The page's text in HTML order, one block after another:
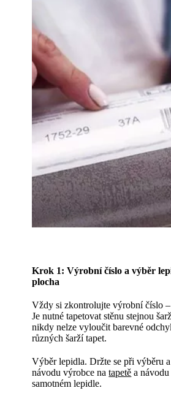
Krok 1: Výrobní číslo a výběr
plocha
Vždy si zkontrolujte výrobní číslo
Je nutné tapetovat stěnu stejnou
nikdy nelze vyloučit barevné
různých šarží tapet.
Výběr lepidla. Držte se při výběru
návodu výrobce natapetě a
samotném lepidle.